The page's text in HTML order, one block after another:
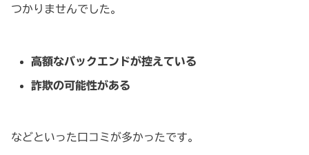
つかりませんでした。
高額なバックエンドが控えている
詐欺の可能性がある
などといった口コミが多かったです。